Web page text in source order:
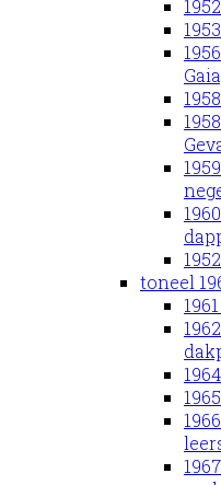
toneel